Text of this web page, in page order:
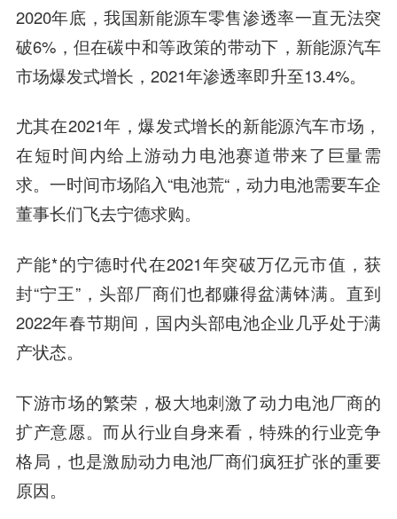
2020年底，我国新能源车零售渗透率一直无法突
破6%，但在碳中和等政策的带动下，新能源汽车
市场爆发式增长，2021年渗透率即升至13.4%。
尤其在2021年，爆发式增长的新能源汽车市场，
在短时间内给上游动力电池赛道带来了巨量需
求。一时间市场陷入“电池荒“，动力电池需要车企
董事长们飞去宁德求购。
产能*的宁德时代在2021年突破万亿元市值，获
封“宁王”，头部厂商们也都赚得盆满钵满。直到
2022年春节期间，国内头部电池企业几乎处于满
产状态。
下游市场的繁荣，极大地刺激了动力电池厂商的
扩产意愿。而从行业自身来看，特殊的行业竞争
格局，也是激励动力电池厂商们疯狂扩张的重要
原因。